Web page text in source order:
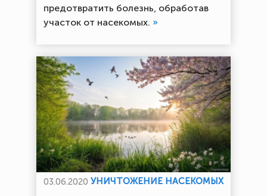
предотвратить болезнь, обработав
участок от насекомых. »
03.06.2020 УНИЧТОЖЕНИЕ НАСЕКОМЫХ